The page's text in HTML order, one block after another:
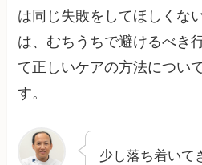
は同じ失敗をしてほしくな
は、むちうちで避けるべき
て正しいケアの方法につい
す。
少し落ち着いて